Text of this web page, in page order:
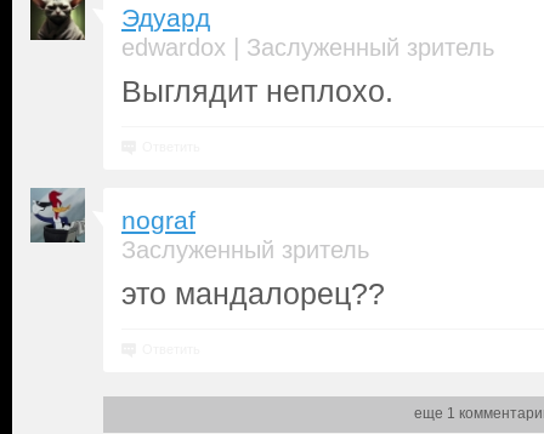
Эдуард
edwardox | Заслуженный зритель
Выглядит неплохо.
nograf
Заслуженный зритель
это мандалорец??
еще 1